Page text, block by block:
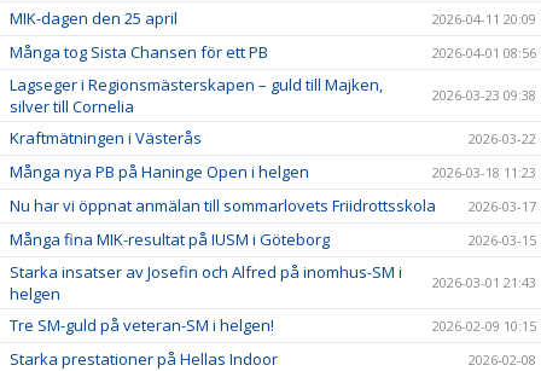
MIK-dagen den 25 april 2026-04-11 20:09
Många tog Sista Chansen för ett PB 2026-04-01 08:56
Lagseger i Regionsmästerskapen – guld till Majken,
silver till Cornelia
2026-03-23 09:38
Kraftmätningen i Västerås 2026-03-22
Många nya PB på Haninge Open i helgen 2026-03-18 11:23
Nu har vi öppnat anmälan till sommarlovets Friidrottsskola 2026-03-17
Många fina MIK-resultat på IUSM i Göteborg 2026-03-15
Starka insatser av Josefin och Alfred på inomhus-SM i
helgen
2026-03-01 21:43
Tre SM-guld på veteran-SM i helgen! 2026-02-09 10:15
Starka prestationer på Hellas Indoor 2026-02-08